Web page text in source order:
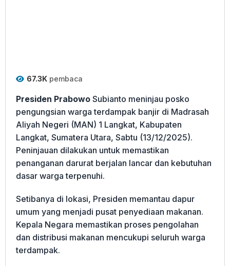
67.3K pembaca
Presiden Prabowo Subianto meninjau posko
pengungsian warga terdampak banjir di Madrasah
Aliyah Negeri (MAN) 1 Langkat, Kabupaten
Langkat, Sumatera Utara, Sabtu (13/12/2025).
Peninjauan dilakukan untuk memastikan
penanganan darurat berjalan lancar dan kebutuhan
dasar warga terpenuhi.
Setibanya di lokasi, Presiden memantau dapur
umum yang menjadi pusat penyediaan makanan.
Kepala Negara memastikan proses pengolahan
dan distribusi makanan mencukupi seluruh warga
terdampak.